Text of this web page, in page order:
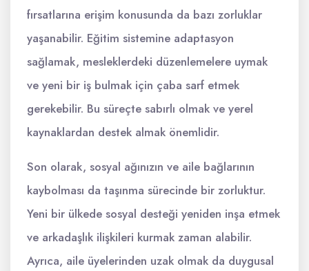
fırsatlarına erişim konusunda da bazı zorluklar
yaşanabilir. Eğitim sistemine adaptasyon
sağlamak, mesleklerdeki düzenlemelere uymak
ve yeni bir iş bulmak için çaba sarf etmek
gerekebilir. Bu süreçte sabırlı olmak ve yerel
kaynaklardan destek almak önemlidir.
Son olarak, sosyal ağınızın ve aile bağlarının
kaybolması da taşınma sürecinde bir zorluktur.
Yeni bir ülkede sosyal desteği yeniden inşa etmek
ve arkadaşlık ilişkileri kurmak zaman alabilir.
Ayrıca, aile üyelerinden uzak olmak da duygusal